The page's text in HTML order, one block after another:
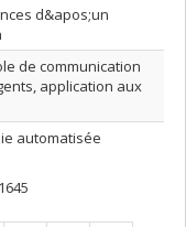
d&apos;un
de communication
application aux
automatisée
1645